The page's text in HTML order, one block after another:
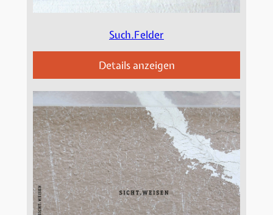
Such.Felder
Details anzeigen